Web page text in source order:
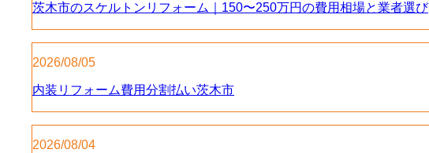
茨木市のスケルトンリフォーム｜150〜250万円の費用相場と業者選び
2026/08/05
内装リフォーム費用分割払い茨木市
2026/08/04